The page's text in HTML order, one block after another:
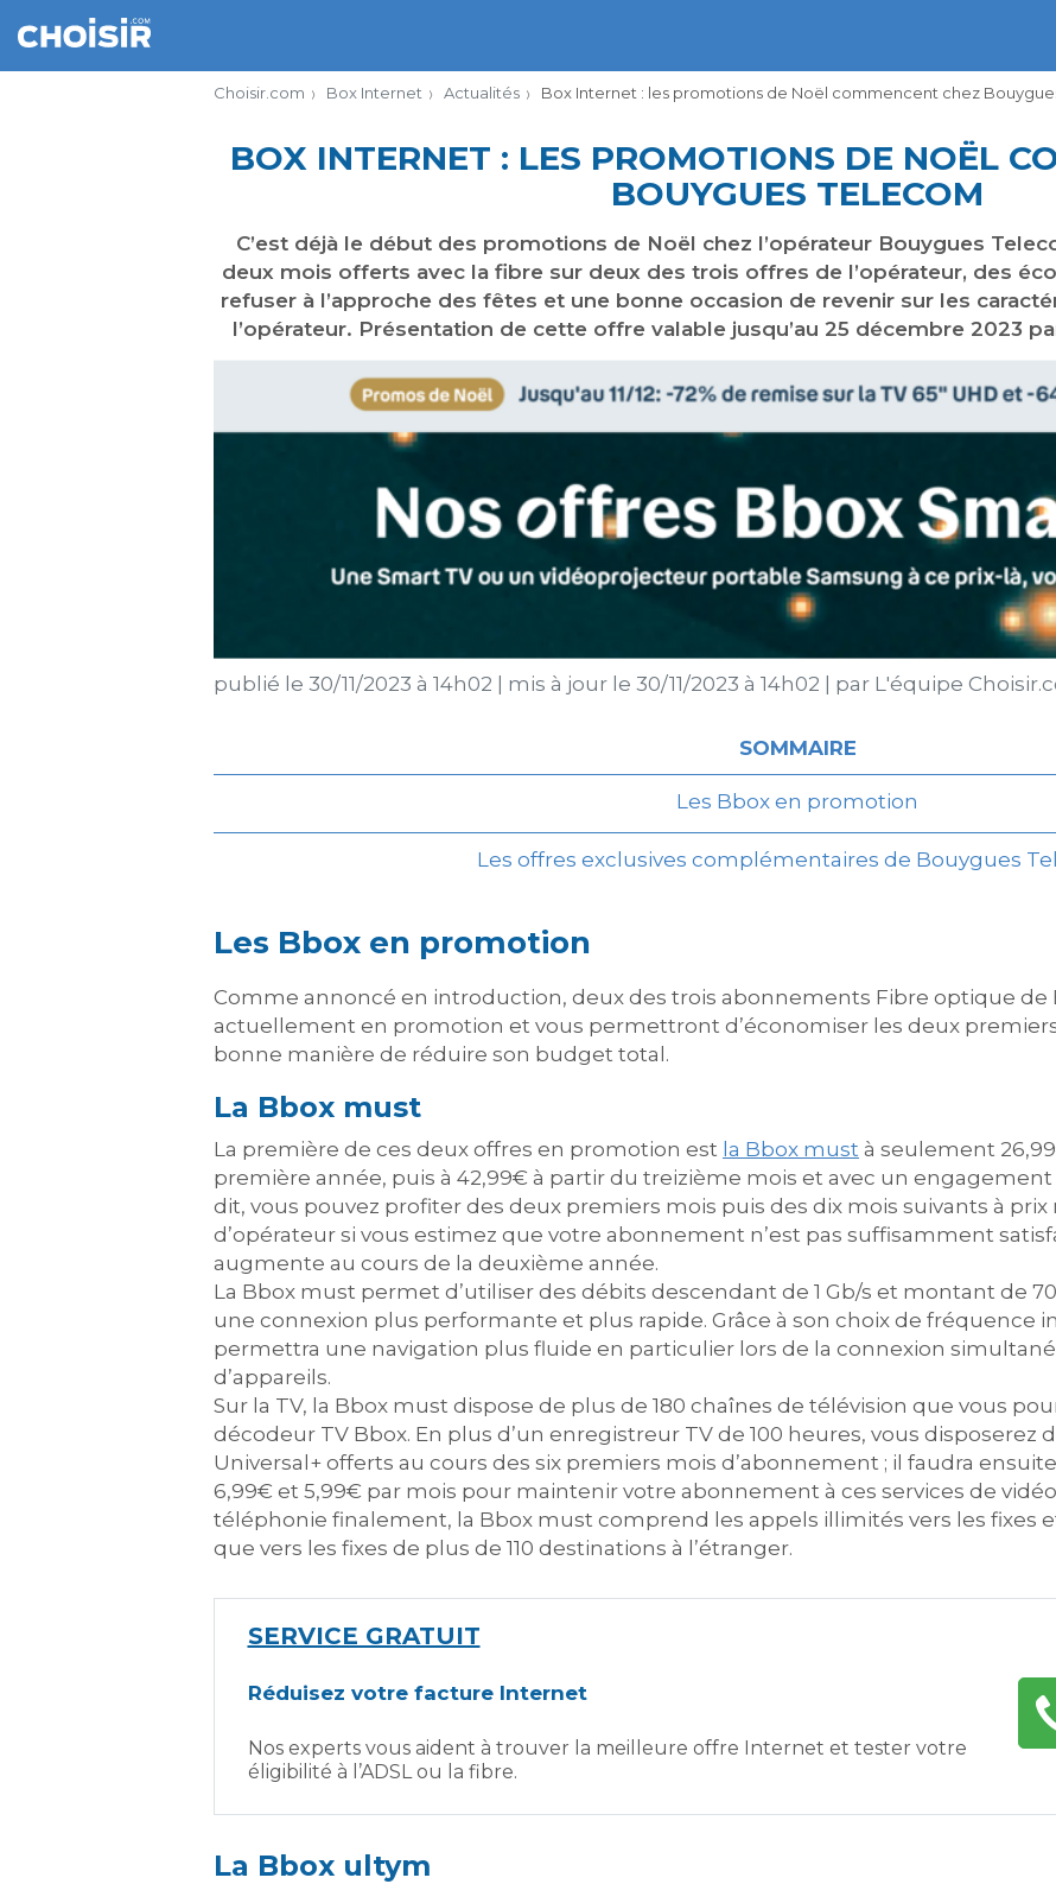
Choisir.com Box Internet Actualités Box Internet : les promotions de Noël commencent chez
BOX INTERNET : LES PROMOTIONS DE NOËL
BOUYGUES TELECOM
C’est déjà le début des promotions de Noël chez l’opérateur Bouygues
deux mois offerts avec la fibre sur deux des trois offres de l’opérateur, des
refuser à l’approche des fêtes et une bonne occasion de revenir sur les
l’opérateur. Présentation de cette offre valable jusqu’au 25 décembre 2023
publié le 30/11/2023 à 14h02 mis à jour le 30/11/2023 à 14h02 par L'équipe
SOMMAIRE
Les Bbox en promotion
Les offres exclusives complémentaires de Bouygues
Les Bbox en promotion
Comme annoncé en introduction, deux des trois abonnements Fibre optique de
actuellement en promotion et vous permettront d’économiser les deux
bonne manière de réduire son budget total.
La Bbox must
La première de ces deux offres en promotion est la Bbox must à seulement
première année, puis à 42,99€ à partir du treizième mois et avec un
dit, vous pouvez profiter des deux premiers mois puis des dix mois suivants à
d’opérateur si vous estimez que votre abonnement n’est pas suffisamment
augmente au cours de la deuxième année.
La Bbox must permet d’utiliser des débits descendant de 1 Gb/s et montant de
une connexion plus performante et plus rapide. Grâce à son choix de fréquence
permettra une navigation plus fluide en particulier lors de la connexion
d’appareils.
Sur la TV, la Bbox must dispose de plus de 180 chaînes de télévision que vous
décodeur TV Bbox. En plus d’un enregistreur TV de 100 heures, vous disposerez
Universal+ offerts au cours des six premiers mois d’abonnement ; il faudra
6,99€ et 5,99€ par mois pour maintenir votre abonnement à ces services de
téléphonie finalement, la Bbox must comprend les appels illimités vers les fixes
que vers les fixes de plus de 110 destinations à l’étranger.
SERVICE GRATUIT
Réduisez votre facture Internet
Nos experts vous aident à trouver la meilleure offre Internet et tester votre
éligibilité à l’ADSL ou la fibre.
La Bbox ultym